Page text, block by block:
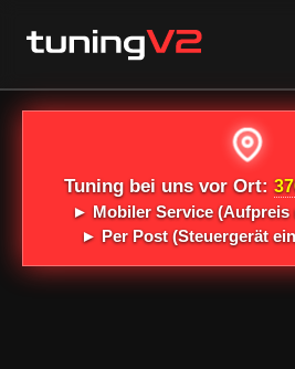
Tuning bei uns vor Ort:
► Mobiler Service(Aufpreis
►Per Post(Steuergerät